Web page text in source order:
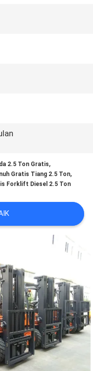
2.5 Ton Gratis,
Gratis Tiang 2.5 Ton,
Forklift Diesel 2.5 Ton